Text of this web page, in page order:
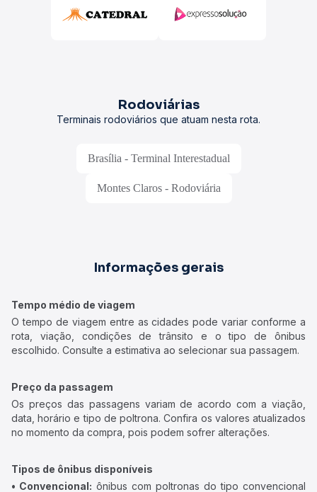
Rodoviárias
Terminais rodoviários que atuam nesta rota.
Brasília - Terminal Interestadual
Montes Claros - Rodoviária
Informações gerais
Tempo médio de viagem
O tempo de viagem entre as cidades pode variar conforme a
rota, viação, condições de trânsito e o tipo de ônibus
escolhido. Consulte a estimativa ao selecionar sua passagem.
Preço da passagem
Os preços das passagens variam de acordo com a viação,
data, horário e tipo de poltrona. Confira os valores atualizados
no momento da compra, pois podem sofrer alterações.
Tipos de ônibus disponíveis
• Convencional: ônibus com poltronas do tipo convencional